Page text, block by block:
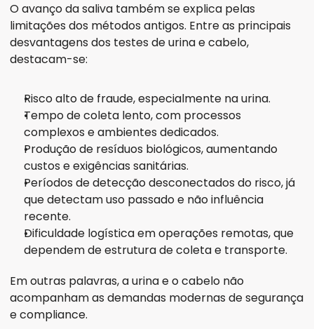
O avanço da saliva também se explica pelas
limitações dos métodos antigos. Entre as principais
desvantagens dos testes de urina e cabelo,
destacam-se:
Risco alto de fraude, especialmente na urina.
Tempo de coleta lento, com processos
complexos e ambientes dedicados.
Produção de resíduos biológicos, aumentando
custos e exigências sanitárias.
Períodos de detecção desconectados do risco, já
que detectam uso passado e não influência
recente.
Dificuldade logística em operações remotas, que
dependem de estrutura de coleta e transporte.
Em outras palavras, a urina e o cabelo não
acompanham as demandas modernas de segurança
e compliance.